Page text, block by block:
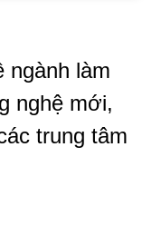
ngành làm
nghệ mới,
trung tâm